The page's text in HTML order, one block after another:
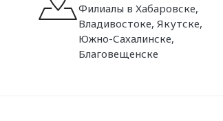
Филиалы в Хабаровске,
Владивостоке, Якутске,
Южно-Сахалинске,
Благовещенске